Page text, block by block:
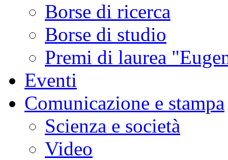
Borse di ricerca
Borse di studio
Premi di laurea
Eventi
Comunicazione e stampa
Scienza e società
Video